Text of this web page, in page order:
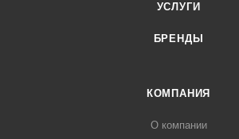
УСЛУГИ
БРЕНДЫ
КОМПАНИЯ
О компании